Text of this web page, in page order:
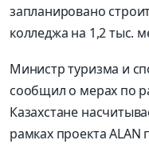
запланировано
колледжа на 1,2 тыс.
Министр туризма и
сообщил о мерах по
Казахстане
рамках проекта